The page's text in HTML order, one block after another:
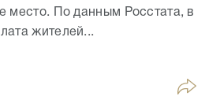
место. По данным Росстата, в
жителей...